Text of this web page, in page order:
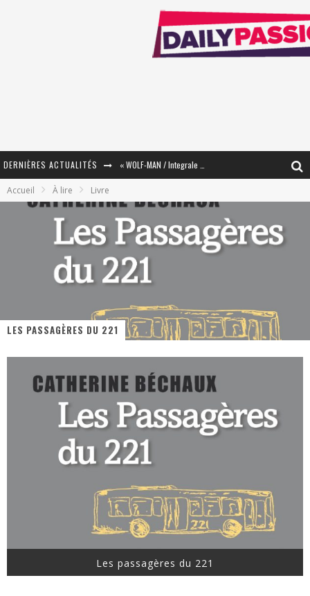
DERNIÈRES ACTUALITÉS
« Le Béton et le Bambou / Propositions pour Mayotte et le Monde. » - Améliorations !
Star Fox
« MOFUSAND / Parler Japonais » – Des Expressions Pratiques !
« Dr Wertham / L’homme qui étudia les tueurs en série » - Un Métier à Risque !
« Le Vent dand les Saules » - Une Belle Histoire !
Accueil À lire Livre
LES PASSAGÈRES DU 221
Les passagères du 221